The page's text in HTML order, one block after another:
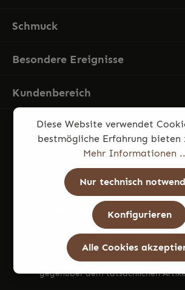
Schmuck
Besondere Ereignisse
Kundenbereich
* Alle Preise inkl. gesetzl.
und ggf.
anders angegeben.
Die Produktfotos können aufgrund von
Monitoreinstellungen geringfügige
gegenüber dem tatsächlichen
Diese Website verwendet
bestmögliche Erfahrung bieten
Mehr Informationen
Nur technisch
Konfigurieren
Alle Cookies